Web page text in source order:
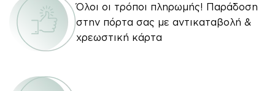
Όλοι οι τρόποι πληρωμής! Παράδοση
στην πόρτα σας με αντικαταβολή &
χρεωστική κάρτα